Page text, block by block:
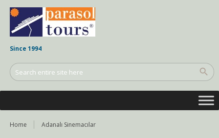
Since 1994
Home Adanalı Sinemacılar